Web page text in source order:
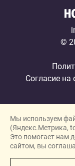
©
Согласие
Мы используем
(Яндекс.Метрика,
Это помогает нам
сайтом, вы